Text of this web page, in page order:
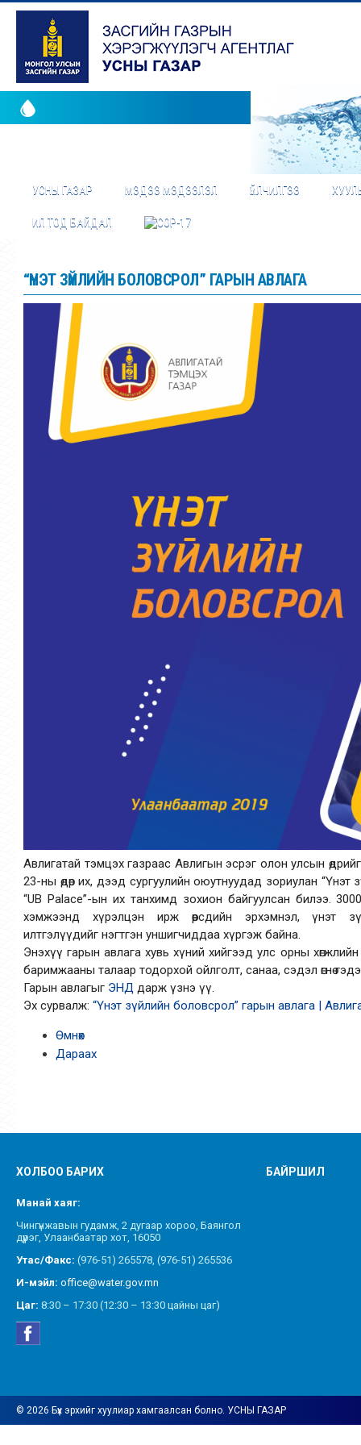
УСНЫ ГАЗАР МЭДЭЭ МЭДЭЭЛЭЛ ҮЙЛЧИЛГЭЭ
ИЛ ТОД БАЙДАЛ
“ҮНЭТ ЗҮЙЛИЙН БОЛОВСРОЛ” ГАРЫН АВЛАГА
Авлигатай тэмцэх газраас Авлигын эсрэг олон улсын
23-ны өдөр их, дээд сургуулийн оюутнуудад зориулан
“UB Palace”-ын их танхимд зохион байгуулсан билээ.
хэмжээнд хүрэлцэн ирж өөрсдийн эрхэмнэл, үнэт
илтгэлүүдийг нэгтгэн уншигчиддаа хүргэж байна.
Энэхүү гарын авлага хувь хүний хийгээд улс орны хөгжлийн
баримжааны талаар тодорхой ойлголт, санаа, сэдэл өгнө
Гарын авлагыг ЭНД дарж үзнэ үү.
Эх сурвалж: “Үнэт зүйлийн боловсрол” гарын авлага |
Өмнөх
Дараах
ХОЛБОО БАРИХ
Манай хаяг:
Чингүнжавын гудамж, 2 дугаар хороо, Баянгол
дүүрэг, Улаанбаатар хот, 16050
Утас/Факс: (976-51) 265578, (976-51) 265536
И-мэйл: office@water.gov.mn
Цаг: 8:30 – 17:30 (12:30 – 13:30 цайны цаг)
БАЙРШИЛ
© 2026 Бүх эрхийг хуулиар хамгаалсан болно. УСНЫ ГАЗАР